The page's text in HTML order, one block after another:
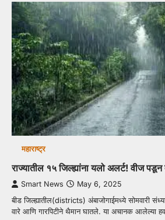
महाराष्ट्र
राज्यातील १५ जिल्ह्यांना यलो अलर्ट! वीज
Smart News May 6, 2025
बीड जिल्ह्यातील(districts) अंबाजोगाईमध्ये सोमवारी
वारे आणि गारपिटीने थैमान घातले. या अचानक आलेल्या